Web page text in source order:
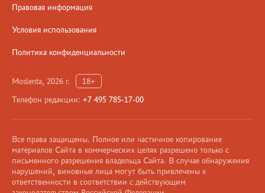
Правовая информация
Условия использования
Политика конфиденциальности
Moslenta, 2026 г.
18+
Телефон редакции: +7 495 785-17-00
Все права защищены. Полное или частичное копирование
материалов Сайта в коммерческих целях разрешено только с
письменного разрешения владельца Сайта. В случае обнаружения
нарушений, виновные лица могут быть привлечены к
ответственности в соответствии с действующим